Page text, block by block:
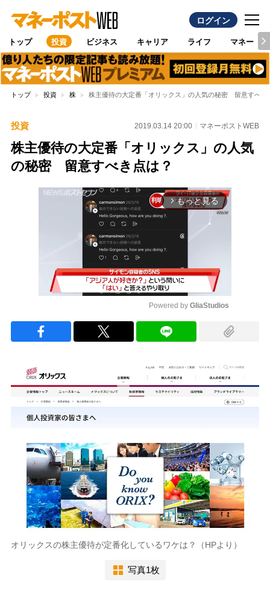
ログイン
トップ 投資 ビジネス キャリア ライフ マネー
トップ 投資 株 株主優待の大定番「オリックス」の人気の秘密 留意すべき
投資 2019.03.14 20:00 マネーポストWEB
株主優待の大定番「オリックス」の人気
の秘密 留意すべき点は？
arrow_forward_ios もっと見る
Powered by GliaStudios
オリックスの株主優待が定番化しているワケは？（HPより）
写真1枚